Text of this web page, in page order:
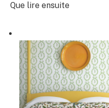
Que lire ensuite